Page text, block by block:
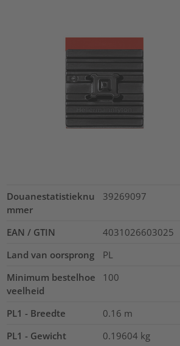
Douanestatistieknu
mmer
39269097
EAN / GTIN
4031026603025
Land van oorsprong
PL
Minimum bestelhoe
veelheid
100
PL1 - Breedte 0.16 m
PL1 - Gewicht
0.19604 kg